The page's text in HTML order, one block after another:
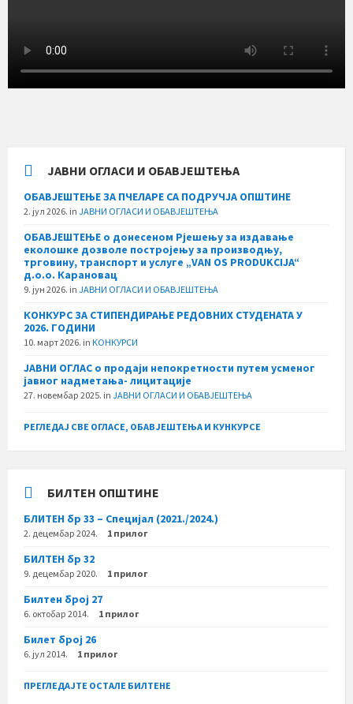
ЈАВНИ ОГЛАСИ И ОБАВЈЕШТЕЊА
ОБАВЈЕШТЕЊЕ ЗА ПЧЕЛАРЕ СА ПОДРУЧЈА ОПШТИНЕ
2. јул 2026. in ЈАВНИ ОГЛАСИ И ОБАВЈЕШТЕЊА
ОБАВЈЕШТЕЊЕ о донесеном Рјешењу за издавање
еколошке дозволе постројењу за производњу,
трговину, транспорт и услуге „VAN OS PRODUKCIJA“
д.о.о. Карановац
9. јун 2026. in ЈАВНИ ОГЛАСИ И ОБАВЈЕШТЕЊА
КОНКУРС ЗА СТИПЕНДИРАЊЕ РЕДОВНИХ СТУДЕНАТА У
2026. ГОДИНИ
10. март 2026. in КОНКУРСИ
ЈАВНИ ОГЛАС о продаји непокретности путем усменог
јавног надметања- лицитације
27. новембар 2025. in ЈАВНИ ОГЛАСИ И ОБАВЈЕШТЕЊА
РЕГЛЕДАЈ СВЕ ОГЛАСЕ, ОБАВЈЕШТЕЊА И КУНКУРСЕ
БИЛТЕН ОПШТИНЕ
БЛИТЕН бр 33 – Специјал (2021./2024.)
2. децембар 2024. 1 прилог
БИЛТЕН бр 32
9. децембар 2020. 1 прилог
Билтен број 27
6. октобар 2014. 1 прилог
Билет број 26
6. јул 2014. 1 прилог
ПРЕГЛЕДАЈТЕ ОСТАЛЕ БИЛТЕНЕ